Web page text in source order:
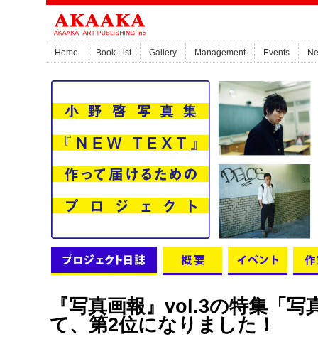
Home Book List Gallery Management Events
『写真画報』vol.3の特集「写
て、第2位になりました！